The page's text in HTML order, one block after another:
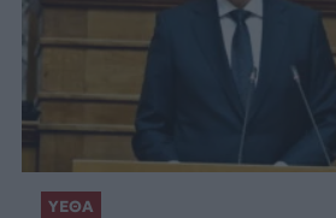
ΥΕΘΑ